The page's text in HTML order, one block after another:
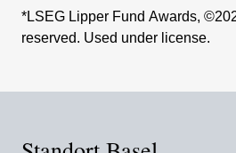
*LSEG Lipper Fund Awards,
reserved. Used under license.